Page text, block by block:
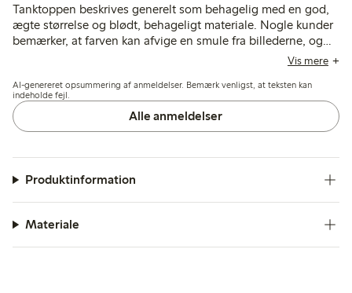
Tanktoppen beskrives generelt som behagelig med en god,
ægte størrelse og blødt, behageligt materiale. Nogle kunder
bemærker, at farven kan afvige en smule fra billederne, og
enkelte nævner, at den kan være kort eller miste fasthed efter
sommerbrug.
Vis mere
AI-genereret opsummering af anmeldelser. Bemærk venligst, at teksten kan
indeholde fejl.
Alle anmeldelser
Produktinformation
Materiale